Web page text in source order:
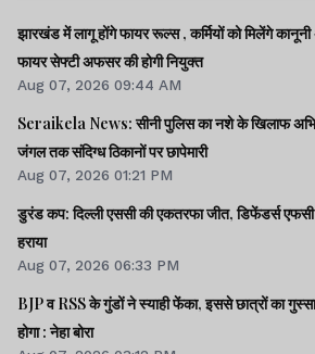
झारखंड में लागू होंगे फायर रूल्स , कर्मियों को मिलेंगे
फायर सेफ्टी अफसर की होगी नियुक्त
Aug 07, 2026 09:44 AM
Seraikela News: सीनी पुलिस का नशे के खिलाफ
जंगल तक संदिग्ध ठिकानों पर छापेमारी
Aug 07, 2026 01:21 PM
डुरंड कप: दिल्ली एससी की एकतरफा जीत, डिफेंडर्स
हराया
Aug 07, 2026 06:33 PM
BJP व RSS के गुंडों ने स्याही फेंका, इससे छात्रों का गुस्सा कम नहीं
होगा : नेहा बोरा